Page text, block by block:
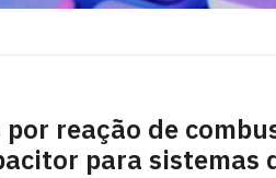
por reação de
para sistemas